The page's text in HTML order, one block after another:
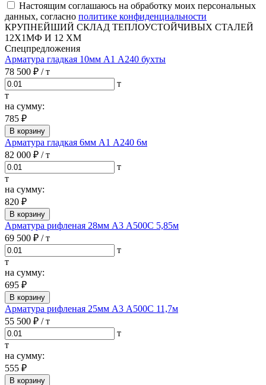
Настоящим соглашаюсь на обработку моих персональных
данных, согласно политике конфиденциальности
КРУПНЕЙШИЙ СКЛАД ТЕПЛОУСТОЙЧИВЫХ СТАЛЕЙ
12Х1МФ И 12 ХМ
Спецпредложения
Арматура гладкая 10мм А1 А240 бухты
78 500 ₽ / т
т
т
на сумму:
785 ₽
В корзину
Арматура гладкая 6мм А1 А240 6м
82 000 ₽ / т
т
т
на сумму:
820 ₽
В корзину
Арматура рифленая 28мм А3 А500С 5,85м
69 500 ₽ / т
т
т
на сумму:
695 ₽
В корзину
Арматура рифленая 25мм А3 А500С 11,7м
55 500 ₽ / т
т
т
на сумму:
555 ₽
В корзину